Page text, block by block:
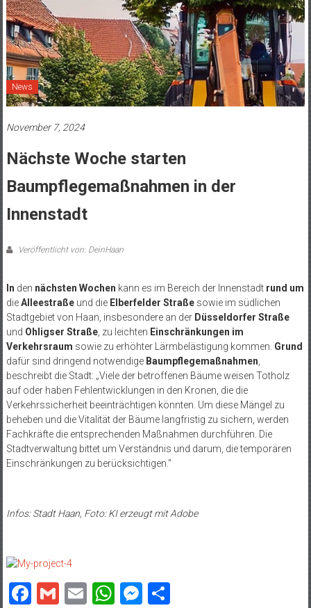
News
November 7, 2024
Nächste Woche starten
Baumpflegemaßnahmen in der
Innenstadt
Veröffentlicht von: DeinHaan
In den nächsten Wochen kann es im Bereich der Innenstadt rund um
dieAlleestraßeund die Elberfelder Straßesowie im südlichen
Stadtgebiet von Haan, insbesondere an der Düsseldorfer Straße
und Ohligser Straße, zu leichten Einschränkungen im
Verkehrsraum sowie zu erhöhter Lärmbelästigung kommen. Grund
dafür sind dringend notwendige Baumpflegemaßnahmen
beschreibt die Stadt: „Viele der betroffenen Bäume weisen Totholz
auf oder haben Fehlentwicklungen in den Kronen, die die
Verkehrssicherheit beeinträchtigen könnten. Um diese Mängel zu
beheben und die Vitalität der Bäume langfristig zu sichern, werden
Fachkräfte die entsprechenden Maßnahmen durchführen. Die
Stadtverwaltung bittet um Verständnis und darum, die temporären
Einschränkungen zu berücksichtigen.“
Infos: Stadt Haan, Foto: KI erzeugt mit Adobe
Facebook
GmailEmailWhatsApp
Messenger